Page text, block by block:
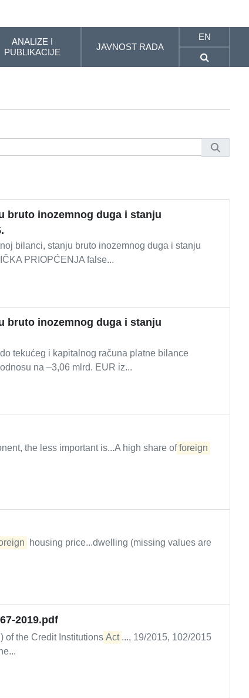
ANALIZE I
PUBLIKACIJE
JAVNOST RADA
EN
bruto inozemnog duga i stanju
bilanci, stanju bruto inozemnog duga i stanju
PRIOPĆENJA false...
bruto inozemnog duga i stanju
tekućeg i kapitalnog računa platne bilance
na –3,06 mlrd. EUR iz...
the less important is...A high share of foreign
housing price...dwelling (missing values are
2019.pdf
of the Credit Institutions Act ..., 19/2015, 102/2015